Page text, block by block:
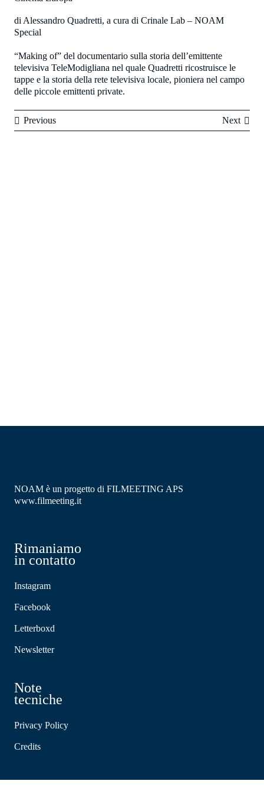
di Alessandro Quadretti, a cura di Crinale Lab – NOAM
Special
“Making of” del documentario sulla storia dell’emittente
televisiva TeleModigliana nel quale Quadretti ricostruisce le
tappe e la storia della rete televisiva locale, pioniera nel campo
delle piccole emittenti private.
Previous Next
NOAM è un progetto di FILMEETING APS
www.filmeeting.it
Rimaniamo
in contatto
Instagram
Facebook
Letterboxd
Newsletter
Note
tecniche
Privacy Policy
Credits